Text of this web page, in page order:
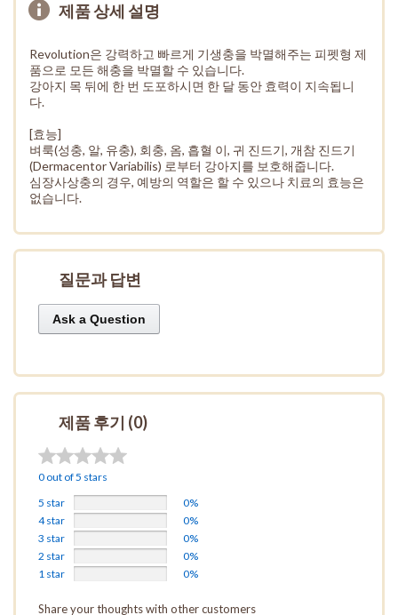
제품 상세 설명
Revolution은 강력하고 빠르게 기생충을 박멸해주는 피펫형 제
품으로 모든 해충을 박멸할 수 있습니다.
강아지 목 뒤에 한 번 도포하시면 한 달 동안 효력이 지속됩니
다.
[효능]
벼룩(성충, 알, 유충), 회충, 옴, 흡혈 이, 귀 진드기, 개참 진드기
(Dermacentor Variabilis) 로부터 강아지를 보호해줍니다.
심장사상충의 경우, 예방의 역할은 할 수 있으나 치료의 효능은
없습니다.
질문과 답변
Ask a Question
제품 후기 (0)
0 out of 5 stars
5 star
0%
4 star
0%
3 star
0%
2 star
0%
1 star
0%
Share your thoughts with other customers